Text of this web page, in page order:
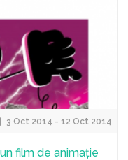
3 Oct 2014 - 12 Oct 2014
film de animație